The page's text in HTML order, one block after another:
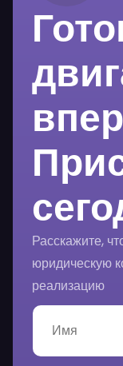
Расскажите,
юридическую
реализацию
И
*